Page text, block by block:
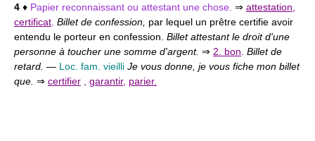
4 ♦ Papier reconnaissant ou attestant une chose. ⇒ attestation
certificat Billet de confession, par lequel un prêtre certifie avoir
entendu le porteur en confession. Billet attestant le droit d'une
personne à toucher une somme d'argent. ⇒ 2. bon Billet de
retard. — Loc. fam. vieilli Je vous donne, je vous fiche mon billet
que. ⇒ certifier garantir, parier.